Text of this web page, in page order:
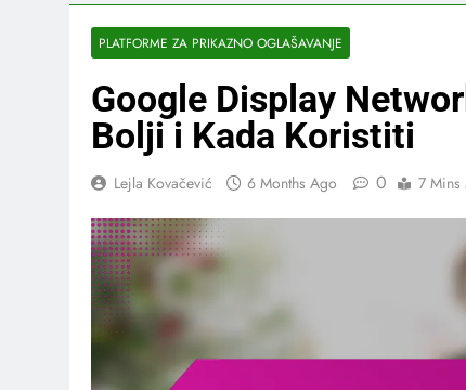
PLATFORME ZA PRIKAZNO OGLAŠAVANJE
Google Display
Bolji i Kada Koristiti
Lejla Kovačević 6 Months Ago 0 7 Mins